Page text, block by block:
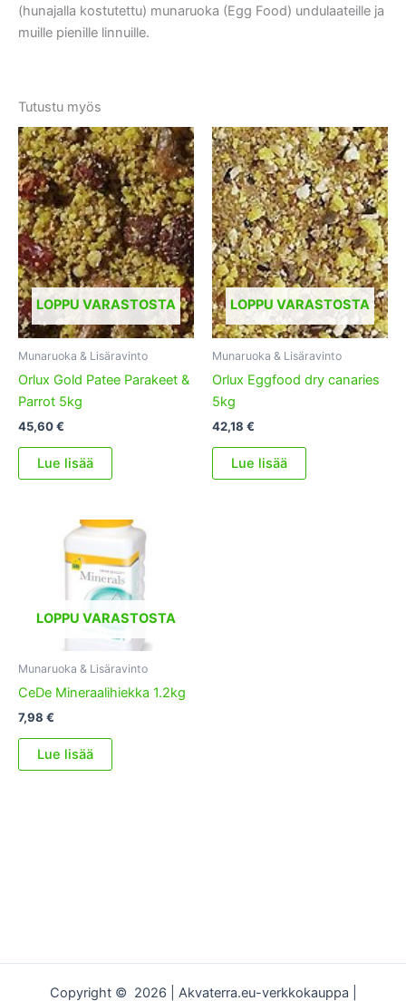
(hunajalla kostutettu) munaruoka (Egg Food) undulaateille ja
muille pienille linnuille.
Tutustu myös
LOPPU VARASTOSTA
Munaruoka & Lisäravinto
Orlux Gold Patee Parakeet &
Parrot 5kg
45,60€
Lue lisää
LOPPU VARASTOSTA
Munaruoka & Lisäravinto
Orlux Eggfood dry canaries
5kg
42,18 €
Lue lisää
LOPPU VARASTOSTA
Munaruoka & Lisäravinto
CeDe Mineraalihiekka 1.2kg
7,98 €
Lue lisää
Copyright © 2026 | Akvaterra.eu-verkkokauppa |